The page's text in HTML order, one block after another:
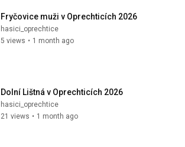
Fryčovice muži v Oprechticích 2026
hasici_oprechtice
5 views • 1 month ago
Dolní Lištná v Oprechticích 2026
hasici_oprechtice
21 views • 1 month ago